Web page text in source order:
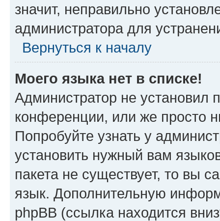
значит, неправильно
администратора для
Вернуться к началу
Моего языка нет в списке!
Администратор не установил
конференции, или же просто
Попробуйте узнать у
установить нужный вам
пакета не существует, то вы
язык. Дополнительную
phpBB (ссылка находится